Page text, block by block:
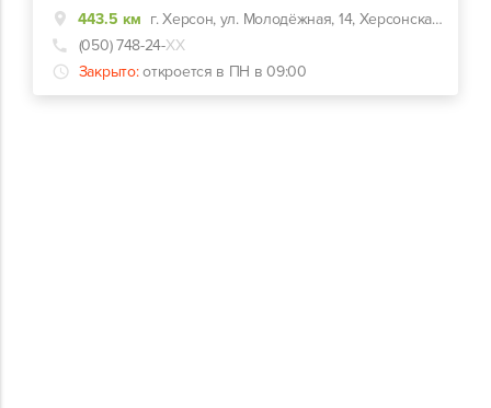
443.5 км
г. Херсон, ул. Молодёжная, 14, Херсонская обл., Белозерский р-он., с.Дарьевка
(050) 748-24-ХХ
Закрыто: откроется в ПН в 09:00